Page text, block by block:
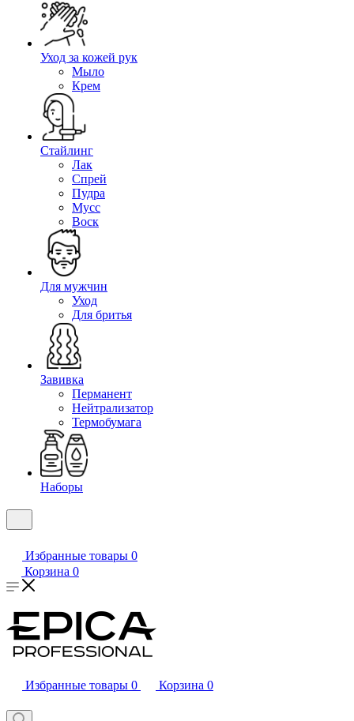
Уход за кожей рук
Мыло
Крем
Стайлинг
Лак
Спрей
Пудра
Мусс
Воск
Для мужчин
Уход
Для бритья
Завивка
Перманент
Нейтрализатор
Термобумага
Наборы
Избранные товары 0
Корзина 0
Избранные товары 0 Корзина 0